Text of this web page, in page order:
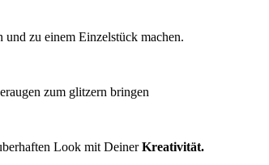
und zu einem Einzelstück machen.
zum glitzern bringen
Look mit DeinerKreativität.